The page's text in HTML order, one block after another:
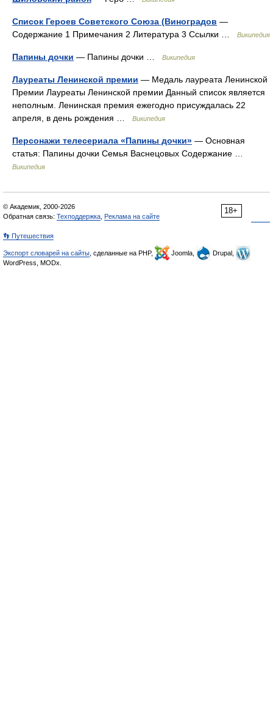
Список Героев Советского Союза (Виноградов —
Содержание 1 Примечания 2 Литература 3 Ссылки …
Википедия
Папины дочки — Папины дочки … Википедия
Лауреаты Ленинской премии — Медаль лауреата Ленинской
Премии Лауреаты Ленинской премии Данный список является
неполным. Ленинская премия ежегодно присуждалась 22
апреля, в день рождения …
Википедия
Персонажи телесериала «Папины дочки» — Основная
статья: Папины дочки Семья Васнецовых Содержание …
Википедия
18+
© Академик, 2000-2026
Обратная связь: Техподдержка Реклама на сайте
👣 Путешествия
Экспорт словарей на сайты , сделанные на PHP, Joomla,
Drupal,
WordPress, MODx.